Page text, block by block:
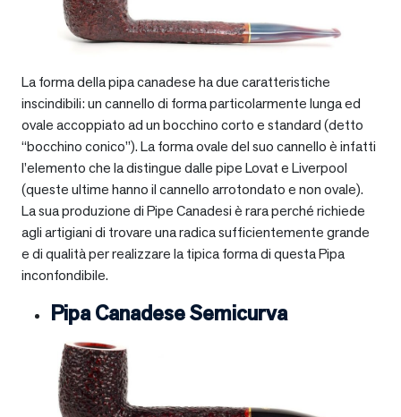
La forma della pipa canadese ha due caratteristiche
inscindibili: un cannello di forma particolarmente lunga ed
ovale accoppiato ad un bocchino corto e standard (detto
“bocchino conico”). La forma ovale del suo cannello è infatti
l’elemento che la distingue dalle pipe Lovat e Liverpool
(queste ultime hanno il cannello arrotondato e non ovale).
La sua produzione di Pipe Canadesi è rara perché richiede
agli artigiani di trovare una radica sufficientemente grande
e di qualità per realizzare la tipica forma di questa Pipa
inconfondibile.
Pipa Canadese Semicurva